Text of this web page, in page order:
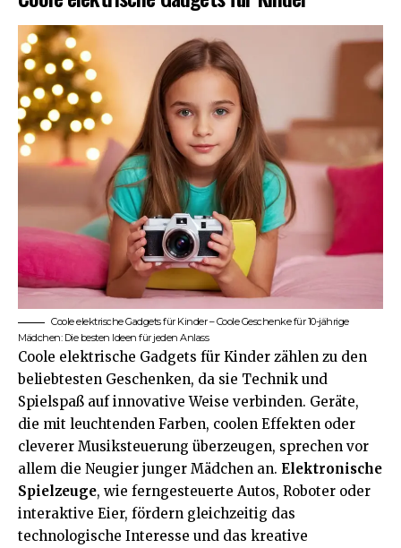
Coole elektrische Gadgets für Kinder – Coole Geschenke für 10-jährige
Mädchen: Die besten Ideen für jeden Anlass
Coole elektrische Gadgets für Kinder zählen zu den
beliebtesten Geschenken, da sie Technik und
Spielspaß auf innovative Weise verbinden. Geräte,
die mit leuchtenden Farben, coolen Effekten oder
cleverer Musiksteuerung überzeugen, sprechen vor
allem die Neugier junger Mädchen an. Elektronische
Spielzeuge, wie ferngesteuerte Autos, Roboter oder
interaktive Eier, fördern gleichzeitig das
technologische Interesse und das kreative